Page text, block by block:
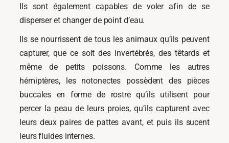
Ils sont également capables de voler afin de se
disperser et changer de point d’eau.
Ils se nourrissent de tous les animaux qu’ils peuvent
capturer, que ce soit des invertébrés, des têtards et
même de petits poissons. Comme les autres
hémiptères, les notonectes possèdent des pièces
buccales en forme de rostre qu’ils utilisent pour
percer la peau de leurs proies, qu’ils capturent avec
leurs deux paires de pattes avant, et puis ils sucent
leurs fluides internes.